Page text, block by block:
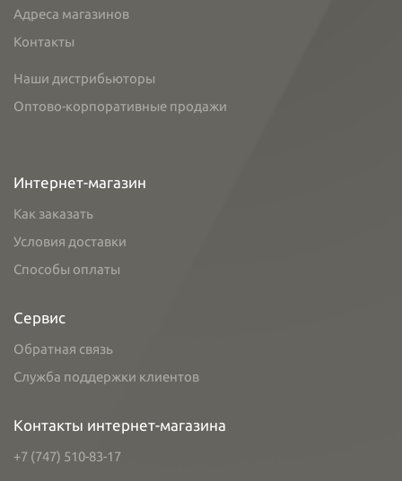
Адреса магазинов
Контакты
Наши дистрибьюторы
Оптово-корпоративные продажи
Интернет-магазин
Как заказать
Условия доставки
Способы оплаты
Сервис
Обратная связь
Служба поддержки клиентов
Контакты интернет-магазина
+7 (747) 510-83-17